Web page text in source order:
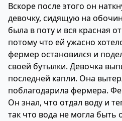
Вскоре после этого он
девочку, сидящую на
была в поту и вся красная
потому что ей ужасно
фермер остановился и
своей бутылки. Девочка
последней капли. Она
поблагодарила фермера.
Он знал, что отдал воду и
так что вода не могла быть